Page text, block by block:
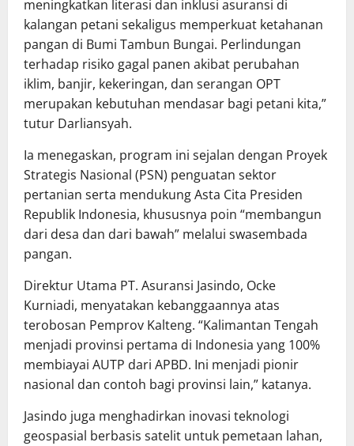
meningkatkan literasi dan inklusi asuransi di
kalangan petani sekaligus memperkuat ketahanan
pangan di Bumi Tambun Bungai. Perlindungan
terhadap risiko gagal panen akibat perubahan
iklim, banjir, kekeringan, dan serangan OPT
merupakan kebutuhan mendasar bagi petani kita,”
tutur Darliansyah.
Ia menegaskan, program ini sejalan dengan Proyek
Strategis Nasional (PSN) penguatan sektor
pertanian serta mendukung Asta Cita Presiden
Republik Indonesia, khususnya poin “membangun
dari desa dan dari bawah” melalui swasembada
pangan.
Direktur Utama PT. Asuransi Jasindo, Ocke
Kurniadi, menyatakan kebanggaannya atas
terobosan Pemprov Kalteng. “Kalimantan Tengah
menjadi provinsi pertama di Indonesia yang 100%
membiayai AUTP dari APBD. Ini menjadi pionir
nasional dan contoh bagi provinsi lain,” katanya.
Jasindo juga menghadirkan inovasi teknologi
geospasial berbasis satelit untuk pemetaan lahan,